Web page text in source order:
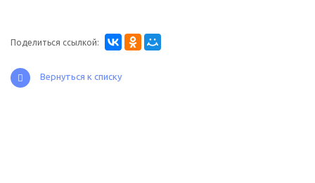
Поделиться ссылкой:
Вернуться к списку